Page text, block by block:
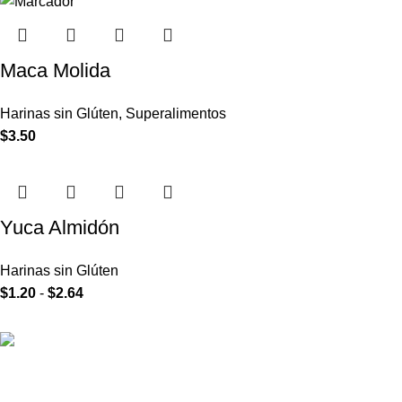
Maca Molida
Harinas sin Glúten, Superalimentos
$3.50
Yuca Almidón
Harinas sin Glúten
$1.20 - $2.64